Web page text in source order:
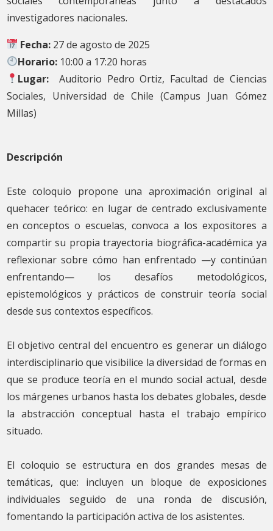
investigadores nacionales.
Fecha:27 de agosto de 2025
Horario:10:00 a 17:20 horas
Lugar:Auditorio Pedro Ortiz, Facultad de Ciencias
Sociales, Universidad de Chile (Campus Juan Gómez
Millas)
Descripción
Este coloquio propone una aproximación original al
quehacer teórico: en lugar de centrado exclusivamente
en conceptos o escuelas, convoca a los expositores a
compartir su propia trayectoria biográfica-académica ya
reflexionar sobre cómo han enfrentado —y continúan
enfrentando— los desafíos metodológicos,
epistemológicos y prácticos de construir teoría social
desde sus contextos específicos.
El objetivo central del encuentro es generar un diálogo
interdisciplinario que visibilice la diversidad de formas en
que se produce teoría en el mundo social actual, desde
los márgenes urbanos hasta los debates globales, desde
la abstracción conceptual hasta el trabajo empírico
situado.
El coloquio se estructura en dos grandes mesas de
temáticas, que: incluyen un bloque de exposiciones
individuales seguido de una ronda de discusión,
fomentando la participación activa de los asistentes.